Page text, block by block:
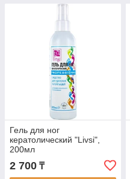
Гель для ног
кератолический "Livsi",
200мл
2 700 ₸